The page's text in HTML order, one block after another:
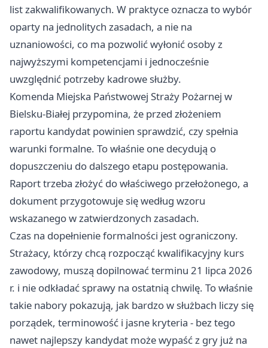
list zakwalifikowanych. W praktyce oznacza to wybór
oparty na jednolitych zasadach, a nie na
uznaniowości, co ma pozwolić wyłonić osoby z
najwyższymi kompetencjami i jednocześnie
uwzględnić potrzeby kadrowe służby.
Komenda Miejska Państwowej Straży Pożarnej w
Bielsku-Białej przypomina, że przed złożeniem
raportu kandydat powinien sprawdzić, czy spełnia
warunki formalne. To właśnie one decydują o
dopuszczeniu do dalszego etapu postępowania.
Raport trzeba złożyć do właściwego przełożonego, a
dokument przygotowuje się według wzoru
wskazanego w zatwierdzonych zasadach.
Czas na dopełnienie formalności jest ograniczony.
Strażacy, którzy chcą rozpocząć kwalifikacyjny kurs
zawodowy, muszą dopilnować terminu 21 lipca 2026
r. i nie odkładać sprawy na ostatnią chwilę. To właśnie
takie nabory pokazują, jak bardzo w służbach liczy się
porządek, terminowość i jasne kryteria - bez tego
nawet najlepszy kandydat może wypaść z gry już na